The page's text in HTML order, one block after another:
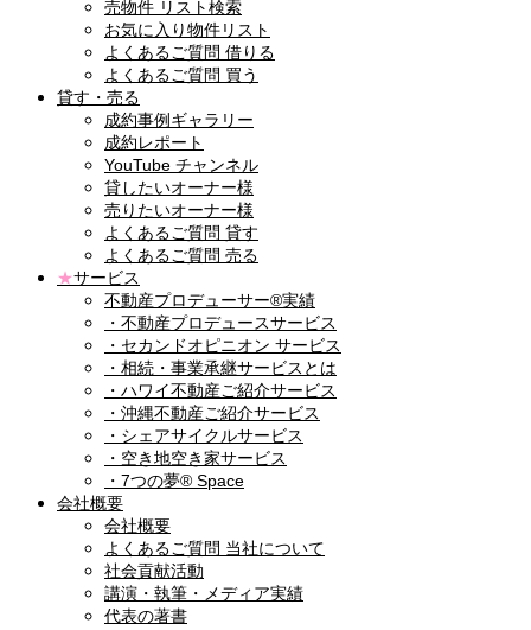
売物件 リスト検索
お気に入り物件リスト
よくあるご質問 借りる
よくあるご質問 買う
貸す・売る
成約事例ギャラリー
成約レポート
YouTube チャンネル
貸したいオーナー様
売りたいオーナー様
よくあるご質問 貸す
よくあるご質問 売る
★サービス
不動産プロデューサー®実績
・不動産プロデュースサービス
・セカンドオピニオン サービス
・相続・事業承継サービスとは
・ハワイ不動産ご紹介サービス
・沖縄不動産ご紹介サービス
・シェアサイクルサービス
・空き地空き家サービス
・7つの夢® Space
会社概要
会社概要
よくあるご質問 当社について
社会貢献活動
講演・執筆・メディア実績
代表の著書